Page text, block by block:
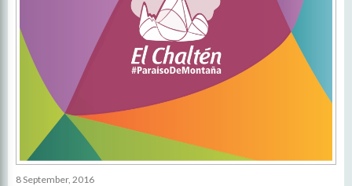
8 September, 2016